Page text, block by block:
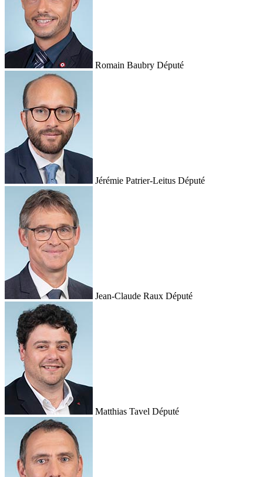
Romain Baubry Député
Jérémie Patrier-Leitus Député
Jean-Claude Raux Député
Matthias Tavel Député